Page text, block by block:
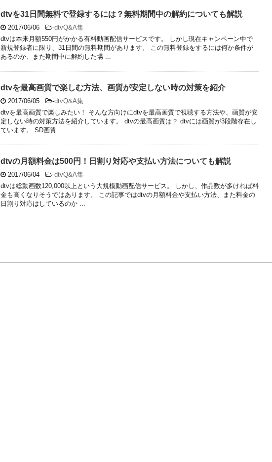
dtvを31日間無料で登録するには？無料期間中の解約についても解説
2017/06/06 -dtvQ&A集
dtvは本来月額550円がかかる有料動画配信サービスです。 しかし現在キャンペーン中で
新規登録者に限り、31日間の無料期間があります。 この無料登録をするには何か条件が
あるのか、また期間中に解約した場 ...
dtvを最高画質で楽しむ方法、画質が安定しない時の対策を紹介
2017/06/05 -dtvQ&A集
dtvを最高画質で楽しみたい！ そんな方向けにdtvを最高画質で視聴する方法や、画質が安
定しない時の対策方法を紹介しています。 dtvの最高画質は？ dtvには画質が3段階存在し
ています。 SD画質 ...
dtvの月額料金は500円！日割り対応や支払い方法についても解説
2017/06/04 -dtvQ&A集
dtvは総動画数120,000以上という大規模動画配信サービス。 しかし、作品数が多ければ料
金も高くなりそうではあります。 この記事ではdtvの月額料金や支払い方法、また料金の
日割り対応はしているのか ...